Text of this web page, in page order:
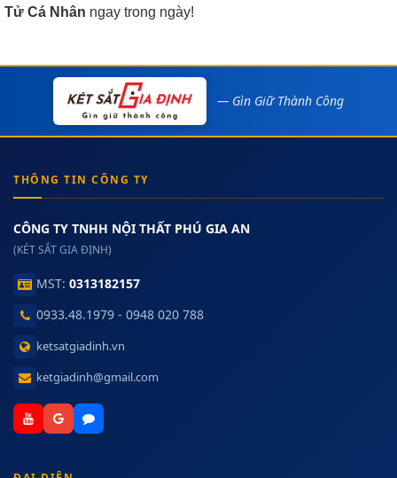
Tử Cá Nhân ngay trong ngày!
— Gìn Giữ Thành Công
THÔNG TIN CÔNG TY
CÔNG TY TNHH NỘI THẤT PHÚ GIA AN
(KÉT SẮT GIA ĐỊNH)
MST: 0313182157
0933.48.1979 - 0948 020 788
ketsatgiadinh.vn
ketgiadinh@gmail.com